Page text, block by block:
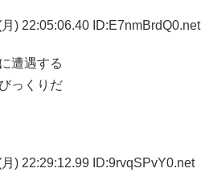
月) 22:05:06.40 ID:E7nmBrdQ0.net
遭遇する
っくりだ
月) 22:29:12.99 ID:9rvqSPvY0.net